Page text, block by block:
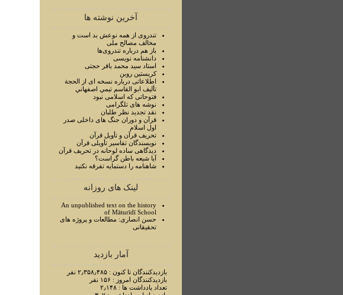
آخرین نوشته ها
تندروی از همه نوعش بد است و
مخالف مصالح ملی
باز هم درباره تندروی‌ها
دانشنامه نویسی
استاد سيد محمد باقر حجتی
کریستین روبن
اطلاعاتی درباره نسخه ای از الحجة
تأليف ابو القاسم تيمي اصفهاني
فتوحاتی که اسلامی نبود
نوشه های تلگرامی
نقد تجدید نظر طلبان
قرآن و دوران جنگ های داخلی صدر
اول اسلام
تحريف قرآن و تأويل قرآن
نويسندگان تفاسير تأويلی قرآن
ديدگاهی ساده لوحانه در تحريف قرآن
آيا شيعه باطن گراست؟
شاهنامه را دستمايه تفرقه نکنيد
لینک های روزانه
An unpublished text on the history
of Māturīdī School
حسن انصاری: مطالعات و پروژه های
تحقیقاتی
آمار بازدید
بازدیدکنندگان تا کنون : ۲٫۳۵۸٫۴۸۵ نفر
بازدیدکنندگان امروز : ۱۵۶ نفر
تعداد یادداشت ها : ۲٫۱۴۸